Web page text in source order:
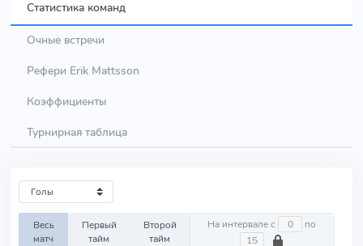
Статистика команд
Очные встречи
Рефери Erik Mattsson
Коэффициенты
Турнирная таблица
Весь
матч
Первый
тайм
Второй
тайм
На интервале с по